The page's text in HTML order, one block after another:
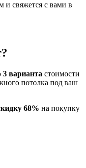
и свяжется с вами в
3 варианта стоимости
потолка под ваш
68% на покупку